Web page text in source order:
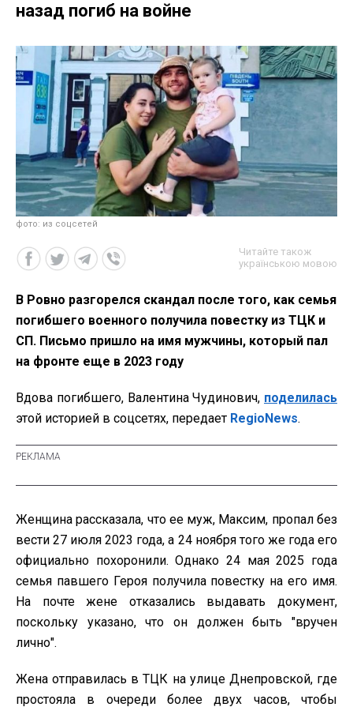
назад погиб на войне
фото: из соцсетей
Читайте також
українською мовою
В Ровно разгорелся скандал после того, как семья
погибшего военного получила повестку из ТЦК и
СП. Письмо пришло на имя мужчины, который пал
на фронте еще в 2023 году
Вдова погибшего, Валентина Чудинович, поделилась
этой историей в соцсетях, передает RegioNews.
Женщина рассказала, что ее муж, Максим, пропал без
вести 27 июля 2023 года, а 24 ноября того же года его
официально похоронили. Однако 24 мая 2025 года
семья павшего Героя получила повестку на его имя.
На почте жене отказались выдавать документ,
поскольку указано, что он должен быть "вручен
лично".
Жена отправилась в ТЦК на улице Днепровской, где
простояла в очереди более двух часов, чтобы